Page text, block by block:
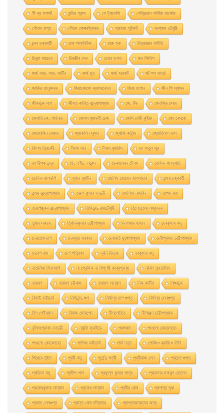
গী দ্য মপাসাঁ গুন্টার গ্রাস গে ট্যালেসি গেব্রিয়েল গার্সিয়া মার্কেজ
গৌতম গুপ্ত গৌতম ঘোষদস্তিদার গ্রাহাম সুইফট ঘনশ্যাম চৌধুরী
চন্দন চক্রবর্তী চাক পালানিউক চারু হক চিত্ররঞ্জন মাইতি
চিনুয়া আচেবে চিরঞ্জীব সেন চেতন ভগত জন ফিলিপ
জর্জ আর. আর. মার্টিন জর্জ মুর জর্জ হারবাট জাঁ পল সার্ত্র
জাকির তালুকদার জিয়াকোমাে ক্যাসানােভা জিয়া হাশান জীন পি স্যাসন
জীবনানন্দ দাশ জীমত কান্তি বন্দ্যোপাধ্যায় জে. উড জেওফ্রি চসার
জেফরি কে. গার্ডনার জেমস হ্যাডলী চেজ জেসি মেরী কুইয়া জো নেসবো
জোসেফিন বেকার জ্যাকলিন সুসান জ্যাকি কলিন্স জ্যোতিলাল দাস
ঝিলম ত্রিবেদী টমাস মান টমাস হ্যারিস ডঃ অতুল সুর
ডঃ দীপক চন্দ্র ডি. এইচ. লরেন্স ডেকামেরন টেলস ডেভিড বালড্যাচি
ডেভিড বালদাশি ড্যান ব্রাউন তছলিম হোসেন হাওলাদার তন্ময় চক্রবর্তী
তন্ময় বন্দ্যোপাধ্যায় তরুণ কুমার ভাদুড়ী তসলিমা নাসরিন তাপস রায়
তারাশঙ্কর বন্দ্যোপাধ্যায় তিমিরেন্দু রায়চৌধুরী তিলোত্তমা মজুমদার
তুষার সরদার ত্রিদিবকুমার চট্টোপাধ্যায় দিলওয়ার হাসান দেবকুমার বসু
দেবতোষ দাশ দেবব্রত সরকার দেবারতি মুখােপাধ্যায় দেবীপ্রসাদ চট্টোপাধ্যায়
দেবেশ রায় দেশ পত্রিকা দ্যনি দিদরো নবকুমার বসু
নাতালিয়া গিনসবার্গ না প্রেমিক না বিপ্লবী কাব্যগ্রন্থ নাবিল মুহতাসিম
নারায়ণ নারায়ণ চট্টরাজ নারায়ণ সান্যাল নিক কার্টার নিগুরানন্দ
নিমাই ভট্টাচার্য নির্মলেন্দু গুণ নির্মাল্য দাশ গুপ্ত নির্মাল্য সেনগুপ্ত
নিল গেইম্যান নিয়াজ মোরশেদ নীললােহিত নীলাঞ্জন চট্টোপাধ্যায়
নৃসিংহপ্রসাদ ভাদুড়ী ন্যান্সি ফ্রাইডে পরশুরাম পাওলাে কোয়েলহাে
পাওলাে কোয়েলহো পাপিয়া ভট্টাচার্য পার্থ দত্ত পােজিও ব্রাচ্চিও লিনি
পিয়েরে লুইস পূরবী বসু পূর্ণেন্দু পত্রী পৃথ্বীরাজ সেন প্রচেত গুপ্ত
প্রতিভা বসু প্রদীপ পাল প্রফুল্ল কুমার পাত্র প্রফেসর মকবুল হােসেন
প্রবােধকুমার সান্যাল প্রবােধ সান্যাল প্রবীর ঘােষ প্রশান্ত মৃধা
প্রসাদ সেনগুপ্ত প্রান্ত ঘোষ দস্তিদার প্রাপ্তবয়স্কদের জন্য